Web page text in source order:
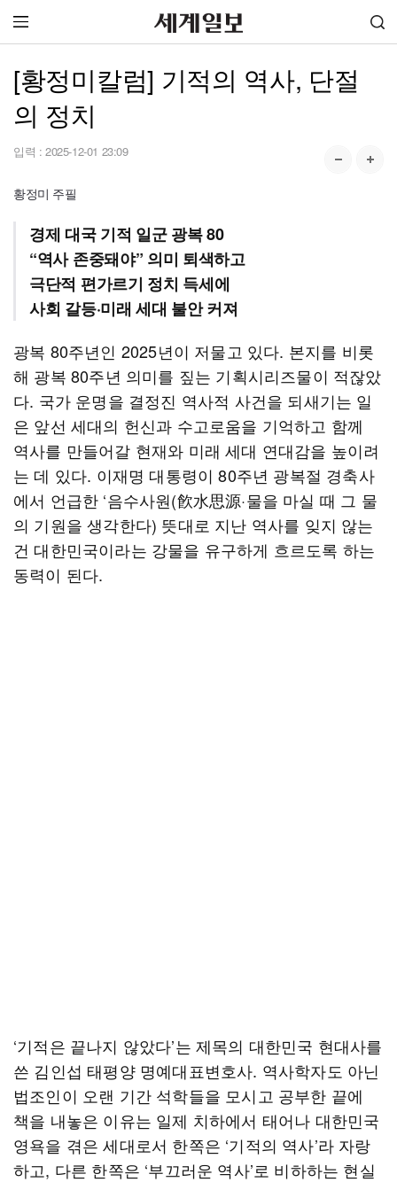
[황정미칼럼] 기적의 역사, 단절
의 정치
입력 : 2025-12-01 23:09
황정미 주필
경제 대국 기적 일군 광복 80
“역사 존중돼야” 의미 퇴색하고
극단적 편가르기 정치 득세에
사회 갈등·미래 세대 불안 커져
광복 80주년인 2025년이 저물고 있다. 본지를 비롯
해 광복 80주년 의미를 짚는 기획시리즈물이 적잖았
다. 국가 운명을 결정진 역사적 사건을 되새기는 일
은 앞선 세대의 헌신과 수고로움을 기억하고 함께
역사를 만들어갈 현재와 미래 세대 연대감을 높이려
는 데 있다. 이재명 대통령이 80주년 광복절 경축사
에서 언급한 ‘음수사원(飮水思源·물을 마실 때 그 물
의 기원을 생각한다) 뜻대로 지난 역사를 잊지 않는
건 대한민국이라는 강물을 유구하게 흐르도록 하는
동력이 된다.
‘기적은 끝나지 않았다’는 제목의 대한민국 현대사를
쓴 김인섭 태평양 명예대표변호사. 역사학자도 아닌
법조인이 오랜 기간 석학들을 모시고 공부한 끝에
책을 내놓은 이유는 일제 치하에서 태어나 대한민국
영욕을 겪은 세대로서 한쪽은 ‘기적의 역사’라 자랑
하고, 다른 한쪽은 ‘부끄러운 역사’로 비하하는 현실